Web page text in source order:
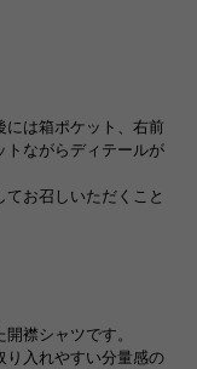
には箱ポケット、右前
トながらディテールが
お召しいただくこと
襟シャツです。
り入れやすい分量感の